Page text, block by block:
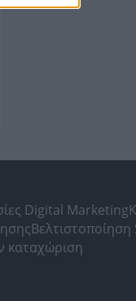
Digital Marketing
Βελτιστοποίηση
καταχώριση